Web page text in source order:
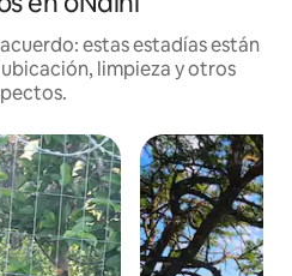
estas estadías están
limpieza y otros